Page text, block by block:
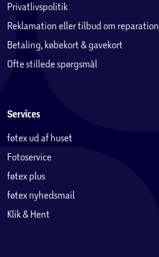
Privatlivspolitik
Reklamation eller tilbud om reparation
Betaling, købekort & gavekort
Ofte stillede spørgsmål
Services
føtex ud af huset
Fotoservice
føtex plus
føtex nyhedsmail
Klik & Hent